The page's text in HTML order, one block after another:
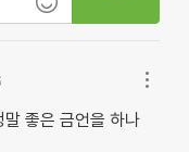
좋은 금언을 하나